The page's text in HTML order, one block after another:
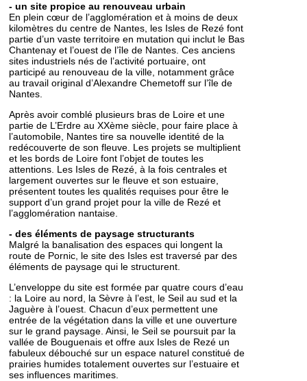
- un site propice au renouveau urbain
En plein cœur de l’agglomération et à moins de deux
kilomètres du centre de Nantes, les Isles de Rezé font
partie d’un vaste territoire en mutation qui inclut le Bas
Chantenay et l’ouest de l’île de Nantes. Ces anciens
sites industriels nés de l’activité portuaire, ont
participé au renouveau de la ville, notamment grâce
au travail original d’Alexandre Chemetoff sur l’île de
Nantes.
Après avoir comblé plusieurs bras de Loire et une
partie de L’Erdre au XXème siècle, pour faire place à
l’automobile, Nantes tire sa nouvelle identité de la
redécouverte de son fleuve. Les projets se multiplient
et les bords de Loire font l’objet de toutes les
attentions. Les Isles de Rezé, à la fois centrales et
largement ouvertes sur le fleuve et son estuaire,
présentent toutes les qualités requises pour être le
support d’un grand projet pour la ville de Rezé et
l’agglomération nantaise.
- des éléments de paysage structurants
Malgré la banalisation des espaces qui longent la
route de Pornic, le site des Isles est traversé par des
éléments de paysage qui le structurent.
L’enveloppe du site est formée par quatre cours d’eau
: la Loire au nord, la Sèvre à l’est, le Seil au sud et la
Jaguère à l’ouest. Chacun d’eux permettent une
entrée de la végétation dans la ville et une ouverture
sur le grand paysage. Ainsi, le Seil se poursuit par la
vallée de Bouguenais et offre aux Isles de Rezé un
fabuleux débouché sur un espace naturel constitué de
prairies humides totalement ouvertes sur l’estuaire et
ses influences maritimes.